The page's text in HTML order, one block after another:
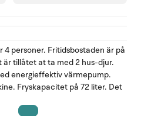
4 personer. Fritidsbostaden är på
är tillåtet at ta med 2 hus-djur.
energieffektiv värmepump.
Fryskapacitet på 72 liter. Det